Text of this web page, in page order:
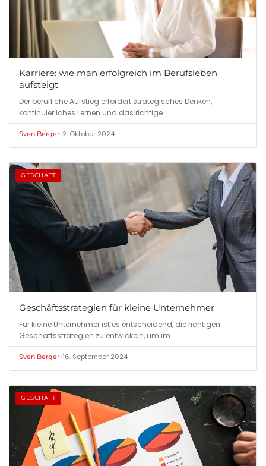
Karriere: wie man erfolgreich im Berufsleben
aufsteigt
Der berufliche Aufstieg erfordert strategisches Denken,
kontinuierliches Lernen und das richtige…
Sven Berger•2. Oktober 2024
GESCHÄFT
Geschäftsstrategien für kleine Unternehmer
Für kleine Unternehmer ist es entscheidend, die richtigen
Geschäftsstrategien zu entwickeln, um im…
Sven Berger•16. September 2024
GESCHÄFT